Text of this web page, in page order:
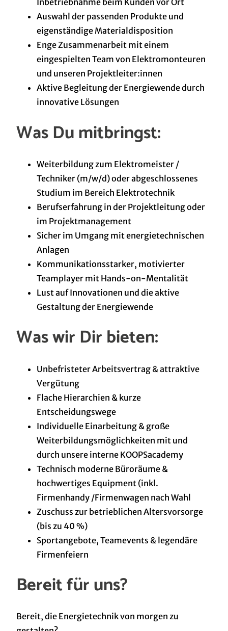
Inbetriebnahme beim Kunden vor Ort
Auswahl der passenden Produkte und
eigenständige Materialdisposition
Enge Zusammenarbeit mit einem
eingespielten Team von Elektromonteuren
und unseren Projektleiter:innen
Aktive Begleitung der Energiewende durch
innovative Lösungen
Was Du mitbringst:
Weiterbildung zum Elektromeister /
Techniker (m/w/d) oder abgeschlossenes
Studium im Bereich Elektrotechnik
Berufserfahrung in der Projektleitung oder
im Projektmanagement
Sicher im Umgang mit energietechnischen
Anlagen
Kommunikationsstarker, motivierter
Teamplayer mit Hands-on-Mentalität
Lust auf Innovationen und die aktive
Gestaltung der Energiewende
Was wir Dir bieten:
Unbefristeter Arbeitsvertrag & attraktive
Vergütung
Flache Hierarchien & kurze
Entscheidungswege
Individuelle Einarbeitung & große
Weiterbildungsmöglichkeiten mit und
durch unsere interne KOOPSacademy
Technisch moderne Büroräume &
hochwertiges Equipment (inkl.
Firmenhandy /Firmenwagen nach Wahl
Zuschuss zur betrieblichen Altersvorsorge
(bis zu 40 %)
Sportangebote, Teamevents & legendäre
Firmenfeiern
Bereit für uns?
Bereit, die Energietechnik von morgen zu